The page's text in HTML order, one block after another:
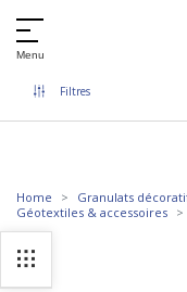
Menu
Filtres
Home Granulats
Géotextiles & accessoires